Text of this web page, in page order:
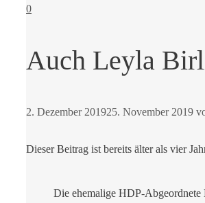
0
Auch Leyla
2. Dezember 201925. November 2019
Dieser Beitrag ist bereits älter als vier
Die ehemalige HDP-Abgeordnete